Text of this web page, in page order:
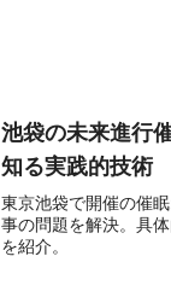
池袋の未来進行
知る実践的技術
東京池袋で開催の催
事の問題を解決。具
を紹介。